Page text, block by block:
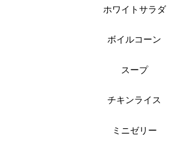
ホワイトサラダ
ボイルコーン
スープ
チキンライス
ミニゼリー